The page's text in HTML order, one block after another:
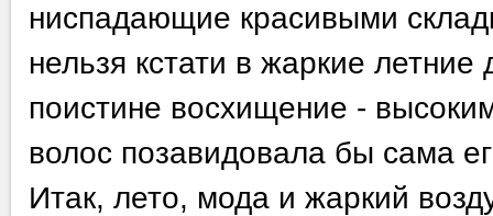
ниспадающие красивыми
нельзя кстати в жаркие
поистине восхищение -
волос позавидовала бы сама
Итак, лето, мода и жаркий